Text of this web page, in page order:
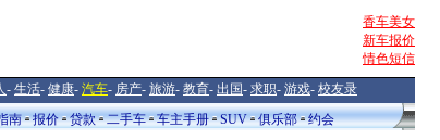
香车美女
新车报价
情色短信
- 生活- 健康- 汽车- 房产- 旅游- 教育- 出国- 求职- 游戏- 校友录
南 报价 贷款 二手车 车主手册 SUV 俱乐部 约会